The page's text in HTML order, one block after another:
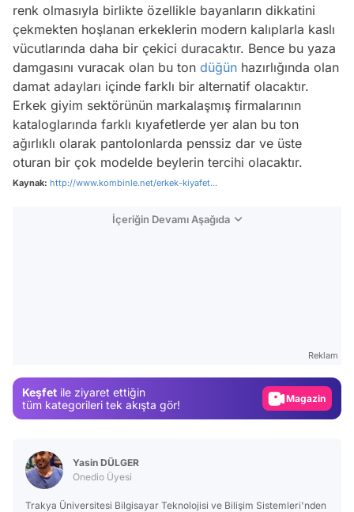
renk olmasıyla birlikte özellikle bayanların dikkatini
çekmekten hoşlanan erkeklerin modern kalıplarla kaslı
vücutlarında daha bir çekici duracaktır. Bence bu yaza
damgasını vuracak olan bu ton düğün hazırlığında olan
damat adayları içinde farklı bir alternatif olacaktır.
Erkek giyim sektörünün markalaşmış firmalarının
kataloglarında farklı kıyafetlerde yer alan bu ton
ağırlıklı olarak pantolonlarda penssiz dar ve üste
oturan bir çok modelde beylerin tercihi olacaktır.
Kaynak: http://www.kombinle.net/erkek-kiyafet...
İçeriğin Devamı Aşağıda
Reklam
Keşfet ile ziyaret ettiğin
tüm kategorileri tek akışta gör!
Magazin
Yasin DÜLGER
Onedio Üyesi
Trakya Üniversitesi Bilgisayar Teknolojisi ve Bilişim Sistemleri'nden